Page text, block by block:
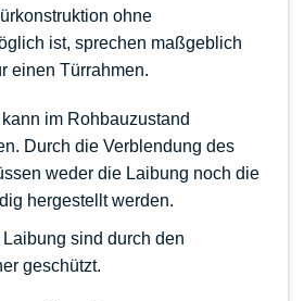
ohne
ist, sprechen maßgeblich
einen Türrahmen.
im Rohbauzustand
Durch die Verblendung des
weder die Laibung noch die
hergestellt werden.
sind durch den
geschützt.